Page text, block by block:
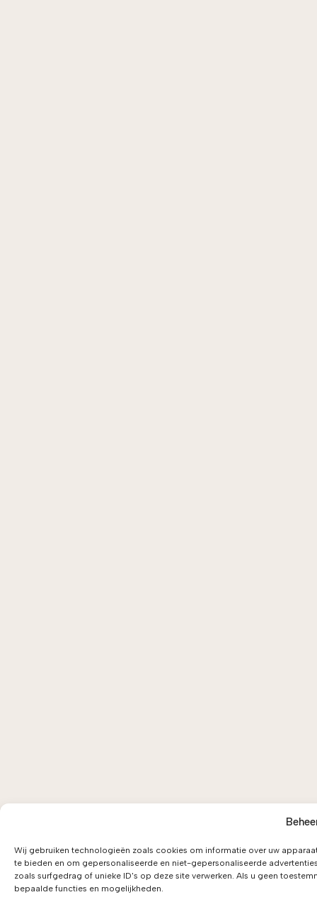
Wij gebruiken technologieën zoals cookies om informatie over uw
te bieden en om gepersonaliseerde en niet-gepersonaliseerde
zoals surfgedrag of unieke ID's op deze site verwerken. Als u geen
bepaalde functies en mogelijkheden.